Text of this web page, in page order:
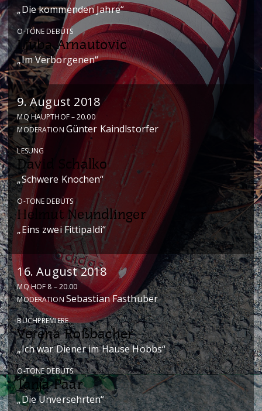
„Die kommenden Jahre“
O-TÖNE DEBÜTS
Ljuba Arnautovic
„Im Verborgenen“
9. August 2018
MQ HAUPTHOF – 20.00
MODERATION Günter Kaindlstorfer
LESUNG
David Schalko
„Schwere Knochen“
O-TÖNE DEBÜTS
Helmut Neundlinger
„Eins zwei Fittipaldi“
16. August 2018
MQ HOF 8 – 20.00
MODERATION Sebastian Fasthuber
BUCHPREMIERE
Verena Roßbacher
„Ich war Diener im Hause Hobbs“
O-TÖNE DEBÜTS
Tanja Paar
„Die Unversehrten“